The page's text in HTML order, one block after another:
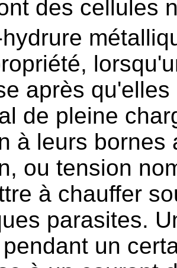
des cellules
après
de pleine
à leurs bornes
ou tension
à chauffer
parasites.
un